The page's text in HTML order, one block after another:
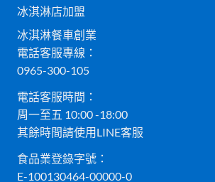
冰淇淋店加盟
冰淇淋餐車創業
電話客服專線：
0965-300-105
電話客服時間：
周一至五 10:00 -18:00
其餘時間請使用LINE客服
食品業登錄字號：
E-100130464-00000-0